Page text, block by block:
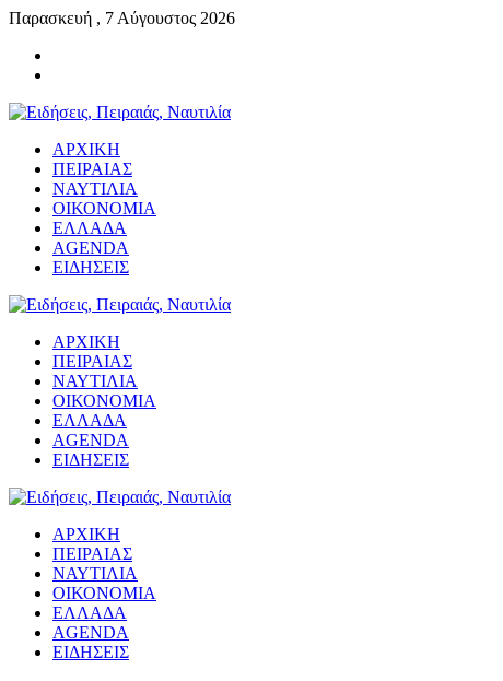
Παρασκευή , 7 Αύγουστος 2026
ΑΡΧΙΚΗ
ΠΕΙΡΑΙΑΣ
ΝΑΥΤΙΛΙΑ
ΟΙΚΟΝΟΜΙΑ
ΕΛΛΑΔΑ
AGENDA
ΕΙΔΗΣΕΙΣ
ΑΡΧΙΚΗ
ΠΕΙΡΑΙΑΣ
ΝΑΥΤΙΛΙΑ
ΟΙΚΟΝΟΜΙΑ
ΕΛΛΑΔΑ
AGENDA
ΕΙΔΗΣΕΙΣ
ΑΡΧΙΚΗ
ΠΕΙΡΑΙΑΣ
ΝΑΥΤΙΛΙΑ
ΟΙΚΟΝΟΜΙΑ
ΕΛΛΑΔΑ
AGENDA
ΕΙΔΗΣΕΙΣ